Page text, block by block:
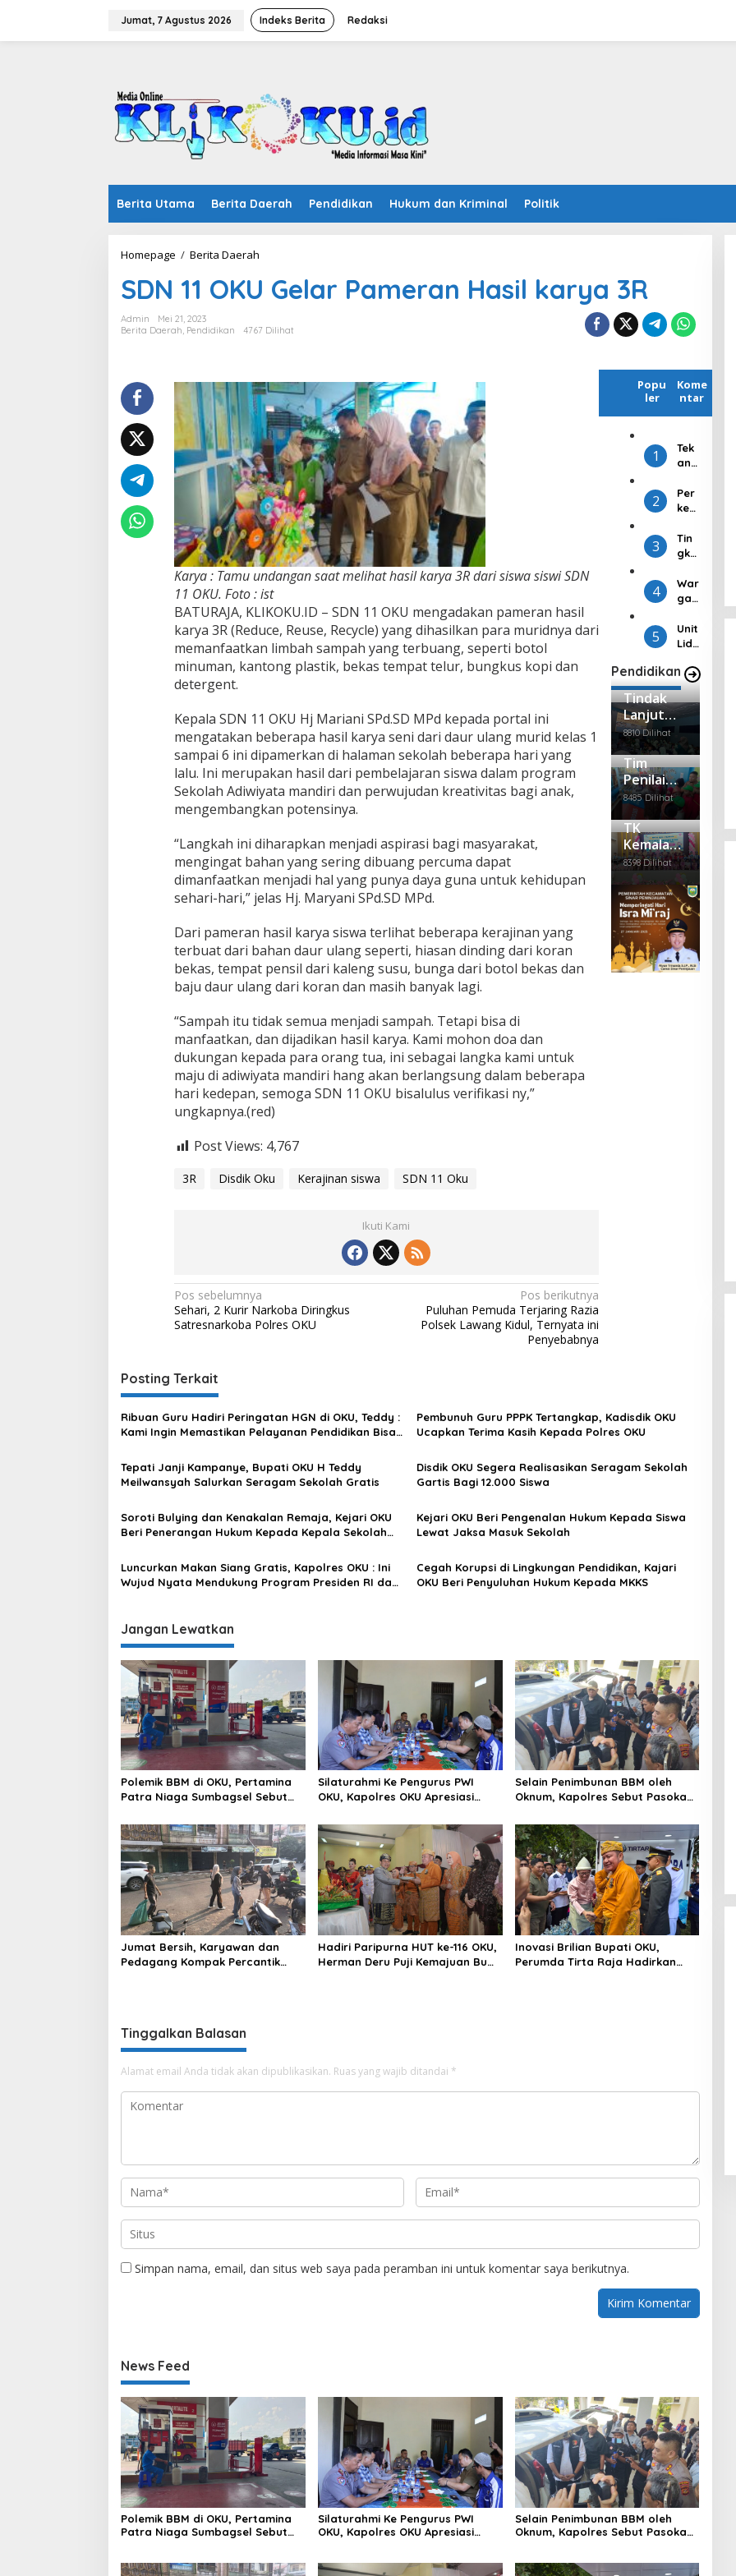
Jumat, 7 Agustus 2026 Indeks Berita Redaksi
Berita Utama Berita Daerah Pendidikan Hukum dan Kriminal Politik
Homepage / Berita Daerah
OKU
Gelar
Hasil
SDN 11 OKU Gelar Pameran Hasil karya 3R
Admin
Mei 21, 2023
Berita Daerah, Pendidikan 4767 Dilihat
Karya : Tamu undangan saat melihat hasil karya 3R dari siswa siswi SDN
11 OKU. Foto : ist
BATURAJA, KLIKOKU.ID – SDN 11 OKU mengadakan pameran hasil
karya 3R (Reduce, Reuse, Recycle) yang dihasilkan para muridnya dari
memanfaatkan limbah sampah yang terbuang, seperti botol
minuman, kantong plastik, bekas tempat telur, bungkus kopi dan
detergent.
Kepala SDN 11 OKU Hj Mariani SPd.SD MPd kepada portal ini
mengatakan beberapa hasil karya seni dari daur ulang murid kelas 1
sampai 6 ini dipamerkan di halaman sekolah beberapa hari yang
lalu. Ini merupakan hasil dari pembelajaran siswa dalam program
Sekolah Adiwiyata mandiri dan perwujudan kreativitas bagi anak,
mengembangkan potensinya.
“Langkah ini diharapkan menjadi aspirasi bagi masyarakat,
mengingat bahan yang sering dibuang percuma dapat
dimanfaatkan menjadi hal yang punya daya guna untuk kehidupan
sehari-hari,” jelas Hj. Maryani SPd.SD MPd.
Dari pameran hasil karya siswa terlihat beberapa kerajinan yang
terbuat dari bahan daur ulang seperti, hiasan dinding dari koran
bekas, tempat pensil dari kaleng susu, bunga dari botol bekas dan
baju daur ulang dari koran dan masih banyak lagi.
“Sampah itu tidak semua menjadi sampah. Tetapi bisa di
manfaatkan, dan dijadikan hasil karya. Kami mohon doa dan
dukungan kepada para orang tua, ini sebagai langka kami untuk
maju di adiwiyata mandiri hang akan berlangsung dalam beberapa
hari kedepan, semoga SDN 11 OKU bisalulus verifikasi ny,”
ungkapnya.(red)
Post Views: 4,767
3R Disdik Oku Kerajinan siswa SDN 11 Oku
Ikuti Kami
Navigasi
pos
Pos sebelumnya
Sehari, 2 Kurir Narkoba Diringkus
Satresnarkoba Polres OKU
Pos berikutnya
Puluhan Pemuda Terjaring Razia
Polsek Lawang Kidul, Ternyata ini
Penyebabnya
Popu
ler
Kome
ntar
1
Tek
an
asi
Jel
Idul
Fitri
Kej
ari
Gel
ar
ar
Mur
ah
2
Per
ken
an
Apli
Bar
u,
pbo
ots
wak
ilan
Su
mse
l
Nya
mbi
Bag
i –
Bag
i
Pak
et
Se
mb
ako
3
Tin
gka
n
Par
pas
i
mili
h,
KPU
ar
Sen
am
Seh
at
4
War
ga
17
Kel
han
Bat
uraj
mai
di
Heb
ohk
an
Pen
em
uan
Ma
yat
Ter
gan
tun
g
5
Unit
Lidi
Sati
ntel
ka
es
OKU
Lak
uka
n
Pen
gga
lan
gan
Kep
ada
Nar
api
dan
a
Rut
Pendidikan
Tindak
Lanjut
MOu, SDN
11 dan
Puskesm
as
Kemalaraj
a Gelar
Pembinaa
n
8810 Dilihat
Tim
Penilai
Adiwiyata
Tingkat
Mandiri
Ke SDN
11 OKU
8485 Dilihat
TK
Kemala
Bhayangk
ari 15
OKU
Adakan
Pentas
Seni dan
Pelepasa
n Siswa
8398 Dilihat
Posting Terkait
Ribuan Guru Hadiri Peringatan HGN di OKU, Teddy :
Kami Ingin Memastikan Pelayanan Pendidikan Bisa
Pembunuh Guru PPPK Tertangkap, Kadisdik OKU
Ucapkan Terima Kasih Kepada Polres OKU
Tepati Janji Kampanye, Bupati OKU H Teddy
Meilwansyah Salurkan Seragam Sekolah Gratis
Disdik OKU Segera Realisasikan Seragam Sekolah
Gartis Bagi 12.000 Siswa
Soroti Bulying dan Kenakalan Remaja, Kejari OKU
Beri Penerangan Hukum Kepada Kepala Sekolah
Kejari OKU Beri Pengenalan Hukum Kepada Siswa
Lewat Jaksa Masuk Sekolah
Luncurkan Makan Siang Gratis, Kapolres OKU : Ini
Wujud Nyata Mendukung Program Presiden RI dan
Cegah Korupsi di Lingkungan Pendidikan, Kajari
OKU Beri Penyuluhan Hukum Kepada MKKS
Jangan Lewatkan
Polemik BBM di OKU, Pertamina
Patra Niaga Sumbagsel Sebut
BBM Subsidi dan Perkuat
Pengawasan di Kabupaten Ogan
Komering Ulu
Silaturahmi Ke Pengurus PWI
OKU, Kapolres OKU Apresiasi
Selain Penimbunan BBM oleh
Oknum, Kapolres Sebut Pasokan
Patra Niaga Bungkam
Jumat Bersih, Karyawan dan
Pedagang Kompak Percantik
Hadiri Paripurna HUT ke-116 OKU,
Herman Deru Puji Kemajuan Bumi
Inovasi Brilian Bupati OKU,
Perumda Tirta Raja Hadirkan
Tinggalkan Balasan
Alamat email Anda tidak akan dipublikasikan. Ruas yang wajib ditandai *
Simpan nama, email, dan situs web saya pada peramban ini untuk komentar saya berikutnya.
News Feed
Polemik BBM di OKU, Pertamina
Patra Niaga Sumbagsel Sebut
Pengawasan di Kabupaten Ogan
Silaturahmi Ke Pengurus PWI
OKU, Kapolres OKU Apresiasi
Selain Penimbunan BBM oleh
Oknum, Kapolres Sebut Pasokan
Empat Anggota PWI Sumsel
Dipecat, Satu Mengundurkan Diri
Di Berita Daerah, Politik | Februari 28, 2025